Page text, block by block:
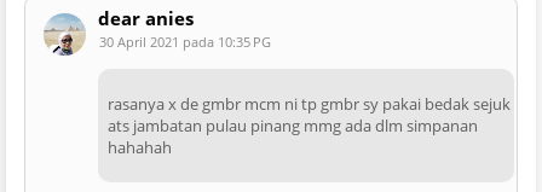
dear anies
30 April 2021 pada 10:35 PG
rasanya x de gmbr mcm ni tp gmbr sy pakai bedak sejuk
ats jambatan pulau pinang mmg ada dlm simpanan
hahahah